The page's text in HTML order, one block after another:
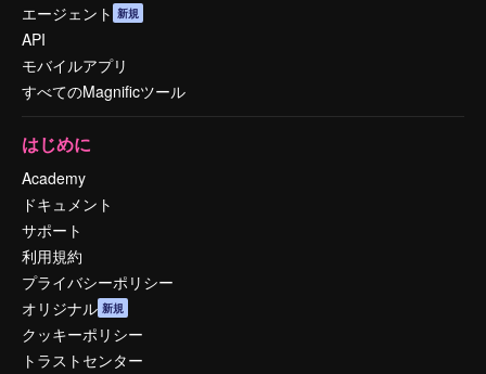
エージェント 新規
API
モバイルアプリ
すべてのMagnificツール
はじめに
Academy
ドキュメント
サポート
利用規約
プライバシーポリシー
オリジナル 新規
クッキーポリシー
トラストセンター